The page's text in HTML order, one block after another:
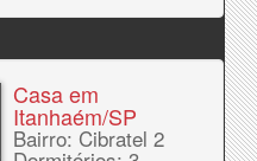
Casa em
Itanhaém/SP
Bairro: Cibratel 2